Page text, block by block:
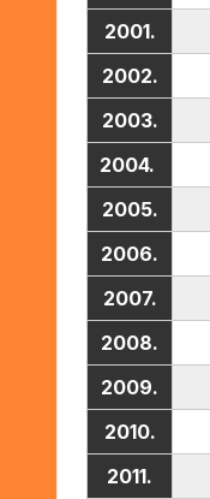
2001.
2002.
2003.
2004.
2005.
2006.
2007.
2008.
2009.
2010.
2011.